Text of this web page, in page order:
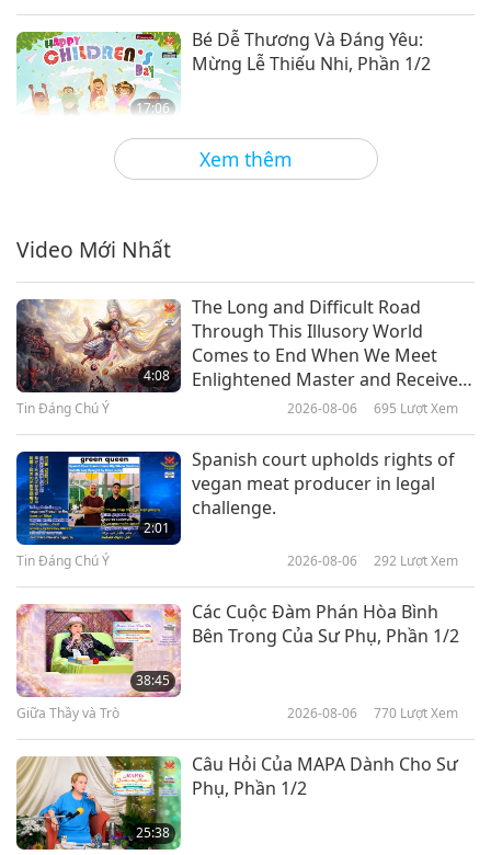
Xem thêm
17:06
Bé Dễ Thương Và Đáng Yêu:
Mừng Lễ Thiếu Nhi, Phần 1/2
Thơ Nhạc Tình Yêu và Tâm Linh 2023-06-01 4759
18:59
Nhà Hát Nhạc Vũ Kịch Opera Và
Ballet Hàn Lâm Quốc Gia Odesa:
Biểu Tượng Của Văn Hóa Và Tinh
Thần Ukraine (Ureign)
Họa Sĩ Người Bulgaria - Lili
Dimkova (trường chay): Vẽ Trong
Thời Trang Bền Vững Trên Thảm
Nghệ Thuật Trên Chiếc Xe Lăn
Video Mới Nhất
4:08
The Long and Difficult Road
Through This Illusory World
Comes to End When We Meet
Enlightened Master and Receive
Tin Đáng Chú Ý 2026-08-06 695 Lượt Xem
2:01
Spanish court upholds rights of
vegan meat producer in legal
challenge.
Tin Đáng Chú Ý 2026-08-06 292 Lượt Xem
38:45
Các Cuộc Đàm Phán Hòa Bình
Bên Trong Của Sư Phụ, Phần 1/2
Giữa Thầy và Trò 2026-08-06 770 Lượt Xem
25:38
Câu Hỏi Của MAPA Dành Cho Sư
Phụ, Phần 1/2